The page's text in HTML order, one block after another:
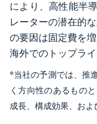
により、高性能半
レーターの潜在的
の要因は固定費を
海外でのトップラ
*当社の予測では、推
く方向性のあるもの
成長、構成効果、およ